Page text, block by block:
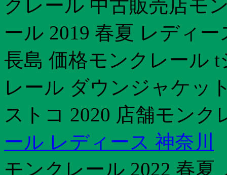
クレール 中古販売店モ
ール 2019 春夏 レディ
長島 価格モンクレール
レール ダウンジャケッ
ストコ 2020 店舗モン
ール レディース 神奈川
モンクレール 2022 春